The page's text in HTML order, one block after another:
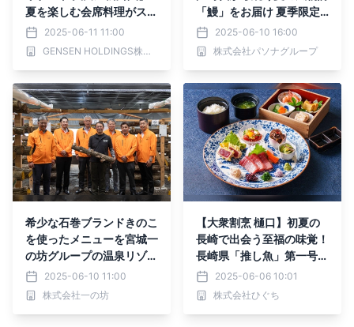
夏を楽しむ会席料理がスタ
ート2025-06-11 11:00
GENSEN HOLDINGS株式会社
「鰻」をお届け 夏季限定
「うな重」7月1日より提
供開始
2025-06-10 16:00
株式会社パソナグループ
希少な石巻ブランドきのこ
を使ったメニューを宮城一
の坊グループの温泉リゾー
トで味わう
2025-06-10 11:00
株式会社一の坊
【大衆割烹 樋口】初夏の
長崎で出会う至福の味覚！
長崎県「推し魚」第一号認
定・『上五島産生本まぐ
ろ』を丸ごと味わう新メニ
ューが期間限定で登場
2025-06-06 10:01
株式会社ひぐち